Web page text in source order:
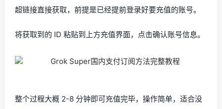
超链接直接获取，前提是已经提前登录好要充值的账号。
将获取到的 ID 粘贴到上方充值界面，点击确认账号信息。
整个过程大概 2-8 分钟即可充值完毕，操作简单，适合没